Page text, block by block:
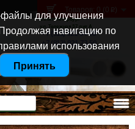
Санкт-Петербург
ул. Тележная 37 лит А
+7 (911) 021-04-08
+7 (812) 921-73-50
Товаров: 0 (0 p )
для улучшения
навигацию по
использования
Принять